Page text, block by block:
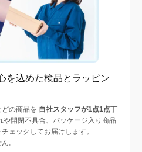
を込めた検品とラッピン
の商品を 自社スタッフが1点1点丁
開閉不具合、パッケージ入り商品
ェックしてお届けします。
。